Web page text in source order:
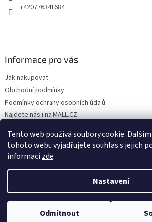
Tento web používá soubory cookie.
tohoto webu vyjadřujete souhlas s jejich
informacízde.
Nastavení
Odmítnout
+420776341684
Informace pro vás
Jak nakupovat
Obchodní podmínky
Podmínky ochrany osobních údajů
Najdete nás i na MALL.CZ
Formulář pro uplatnění reklamace
Vytvořil Shoptet
Copyright 2026SP TREND . Všechna